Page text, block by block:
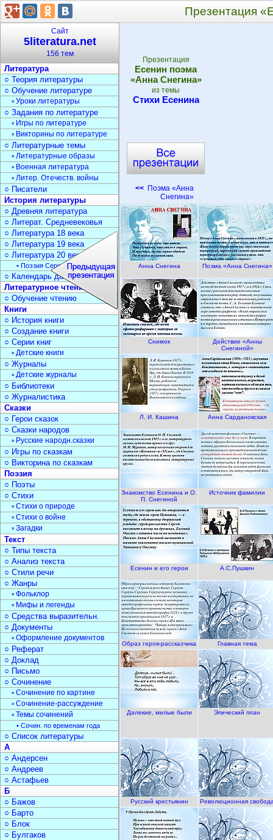
Презентация
Презентация
Есенин поэма
«Анна Снегина»
из темы
Стихи Есенина
<< Поэма «Анна
Снегина»
Анна Снегина Поэма «Анна Снегина»
Снимок
Действие «Анны
Снегиной»
Л. И. Кашина Анна Сардановская
Знакомство Есенина и О.
П. Снегиной
Источник фамилии
Есенин и его герои А.С.Пушкин
Образ героя-рассказчика Главная тема
Далекие, милые были Эпический план
Русский крестьянин Революционная
Сайт
5literatura.net
156 тем
Литература
○ Теория литературы
○ Обучение литературе
▫ Уроки литературы
○ Задания по литературе
▫ Игры по литературе
▫ Викторины по литературе
○ Литературные темы
▫ Литературные образы
▫ Военная литература
▫ Литер. Отечеств. войны
○ Писатели
История литературы
○ Древняя литература
○ Литерат. Средневековья
○ Литература 18 века
○ Литература 19 века
○ Литература 20 века
• Поэзия Серебрян. века
○ Календарь дат
Литературное чтение
○ Обучение чтению
Книги
○ История книги
○ Создание книги
○ Серии книг
▫ Детские книги
○ Журналы
▫ Детские журналы
○ Библиотеки
○ Журналистика
Сказки
○ Герои сказок
○ Сказки народов
▫ Русские народн.сказки
○ Игры по сказкам
○ Викторина по сказкам
Поэзия
○ Поэты
○ Стихи
▫ Стихи о природе
▫ Стихи о войне
▫ Загадки
Текст
○ Типы текста
○ Анализ текста
○ Стили речи
○ Жанры
▫ Фольклор
▫ Мифы и легенды
○ Средства выразительн.
○ Документы
▫ Оформление документов
○ Реферат
○ Доклад
○ Письмо
○ Сочинение
▫ Сочинение по картине
▫ Сочинение-рассуждение
▫ Темы сочинений
• Сочин. по временам года
○ Список литературы
А
○ Андерсен
○ Андреев
○ Астафьев
Б
○ Бажов
○ Барто
○ Блок
○ Булгаков